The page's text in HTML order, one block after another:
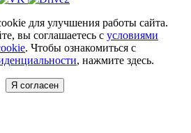
для улучшения работы сайта.
вы соглашаетесь с условиями
. Чтобы ознакомиться с
, нажмите здесь.
Я согласен